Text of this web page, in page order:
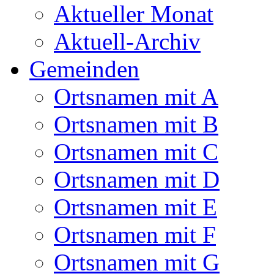
Aktueller Monat
Aktuell-Archiv
Gemeinden
Ortsnamen mit A
Ortsnamen mit B
Ortsnamen mit C
Ortsnamen mit D
Ortsnamen mit E
Ortsnamen mit F
Ortsnamen mit G